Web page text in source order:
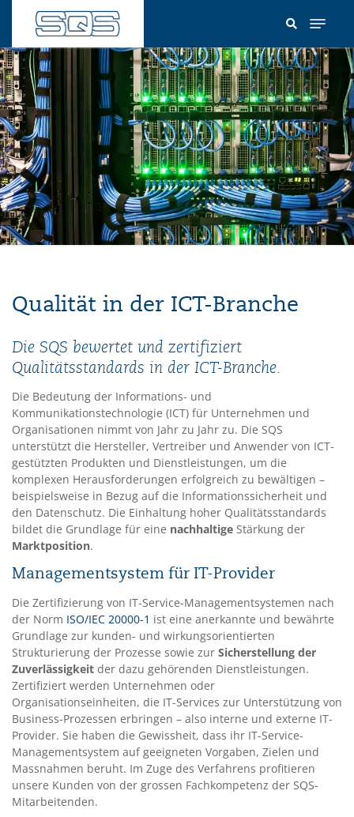
Inhalt
Qualität in der ICT-Branche
Die SQS bewertet und zertifiziert
Qualitätsstandards in der ICT-Branche.
Die Bedeutung der Informations- und
Kommunikationstechnologie (ICT) für Unternehmen und
Organisationen nimmt von Jahr zu Jahr zu. Die SQS
unterstützt die Hersteller, Vertreiber und Anwender von ICT-
gestützten Produkten und Dienstleistungen, um die
komplexen Herausforderungen erfolgreich zu bewältigen –
beispielsweise in Bezug auf die Informationssicherheit und
den Datenschutz. Die Einhaltung hoher Qualitätsstandards
bildet die Grundlage für eine nachhaltige Stärkung der
Marktposition.
Managementsystem für IT-Provider
Die Zertifizierung von IT-Service-Managementsystemen nach
der Norm ISO/IEC 20000-1 ist eine anerkannte und bewährte
Grundlage zur kunden- und wirkungsorientierten
Strukturierung der Prozesse sowie zur Sicherstellung der
Zuverlässigkeit der dazu gehörenden Dienstleistungen.
Zertifiziert werden Unternehmen oder
Organisationseinheiten, die IT-Services zur Unterstützung von
Business-Prozessen erbringen – also interne und externe IT-
Provider. Sie haben die Gewissheit, dass ihr IT-Service-
Managementsystem auf geeigneten Vorgaben, Zielen und
Massnahmen beruht. Im Zuge des Verfahrens profitieren
unsere Kunden von der grossen Fachkompetenz der SQS-
Mitarbeitenden.